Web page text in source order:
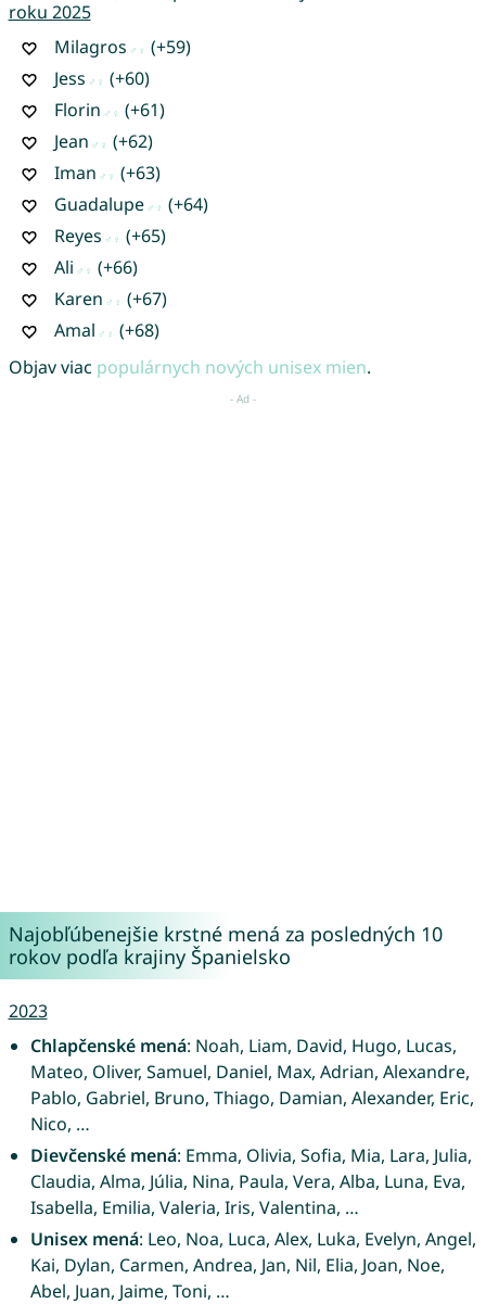
roku 2025
Milagros
(+59)
Jess
(+60)
Florin
(+61)
Jean
(+62)
Iman
(+63)
Guadalupe
(+64)
Reyes
(+65)
Ali
(+66)
Karen
(+67)
Amal
(+68)
Objav viac populárnych nových unisex mien.
Najobľúbenejšie krstné mená za posledných 10
rokov podľa krajiny Španielsko
2023
Chlapčenské mená: Noah, Liam, David, Hugo, Lucas,
Mateo, Oliver, Samuel, Daniel, Max, Adrian, Alexandre,
Pablo, Gabriel, Bruno, Thiago, Damian, Alexander, Eric,
Nico, …
Dievčenské mená: Emma, Olivia, Sofia, Mia, Lara, Julia,
Claudia, Alma, Júlia, Nina, Paula, Vera, Alba, Luna, Eva,
Isabella, Emilia, Valeria, Iris, Valentina, …
Unisex mená: Leo, Noa, Luca, Alex, Luka, Evelyn, Angel,
Kai, Dylan, Carmen, Andrea, Jan, Nil, Elia, Joan, Noe,
Abel, Juan, Jaime, Toni, …